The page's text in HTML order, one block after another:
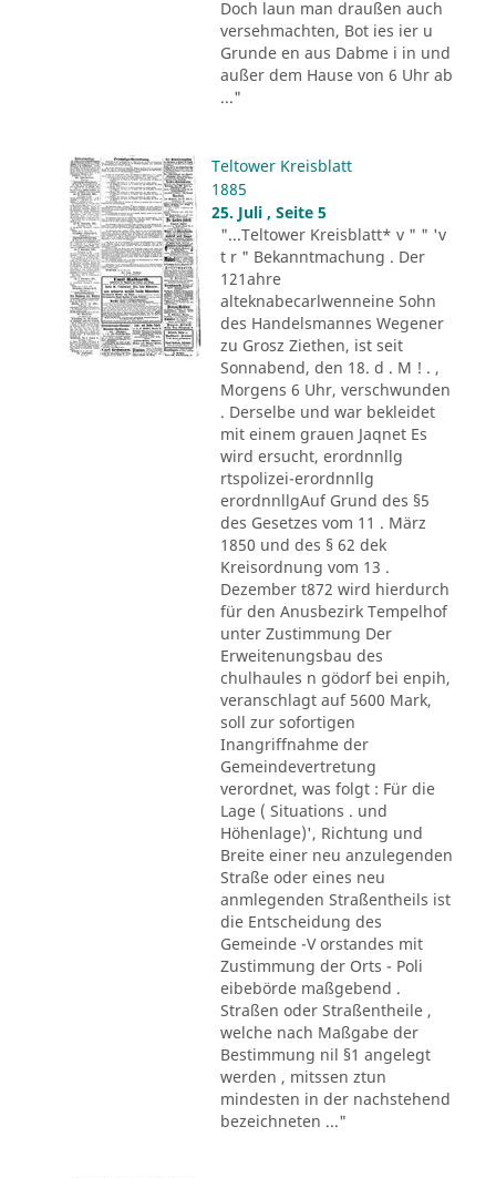
Doch laun man draußen auch
versehmachten, Bot ies ier u
Grunde en aus Dabme i in und
außer dem Hause von 6 Uhr ab
..."
Teltower Kreisblatt
1885
25. Juli , Seite 5
"...Teltower Kreisblatt* v " " 'v
t r " Bekanntmachung . Der
121ahre
alteknabecarlwenneine Sohn
des Handelsmannes Wegener
zu Grosz Ziethen, ist seit
Sonnabend, den 18. d . M ! . ,
Morgens 6 Uhr, verschwunden
. Derselbe und war bekleidet
mit einem grauen Jaqnet Es
wird ersucht, erordnnllg
rtspolizei-erordnnllg
erordnnllgAuf Grund des §5
des Gesetzes vom 11 . März
1850 und des § 62 dek
Kreisordnung vom 13 .
Dezember t872 wird hierdurch
für den Anusbezirk Tempelhof
unter Zustimmung Der
Erweitenungsbau des
chulhaules n gödorf bei enpih,
veranschlagt auf 5600 Mark,
soll zur sofortigen
Inangriffnahme der
Gemeindevertretung
verordnet, was folgt : Für die
Lage ( Situations . und
Höhenlage)', Richtung und
Breite einer neu anzulegenden
Straße oder eines neu
anmlegenden Straßentheils ist
die Entscheidung des
Gemeinde -V orstandes mit
Zustimmung der Orts - Poli
eibebörde maßgebend .
Straßen oder Straßentheile ,
welche nach Maßgabe der
Bestimmung nil §1 angelegt
werden , mitssen ztun
mindesten in der nachstehend
bezeichneten ..."